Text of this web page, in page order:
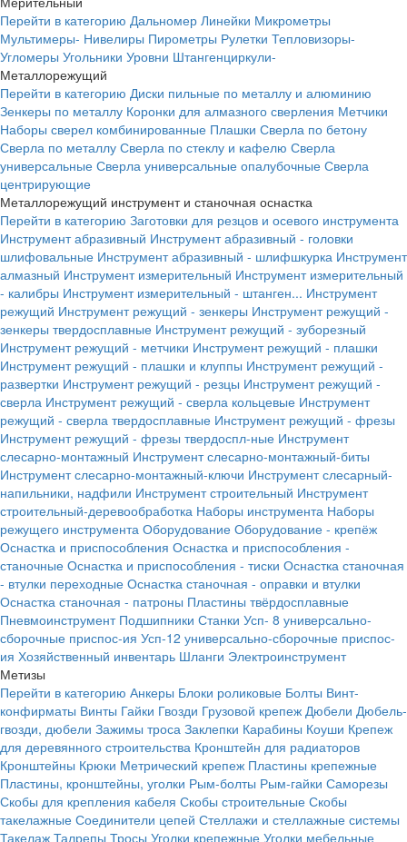
Перейти в категорию Дальномер Линейки Микрометры
Мультимеры- Нивелиры Пирометры Рулетки Тепловизоры-
Угломеры Угольники Уровни Штангенциркули-
Металлорежущий
Перейти в категорию Диски пильные по металлу и алюминию
Зенкеры по металлу Коронки для алмазного сверления Метчики
Наборы сверел комбинированные Плашки Сверла по бетону
Сверла по металлу Сверла по стеклу и кафелю Сверла
универсальные Сверла универсальные опалубочные Сверла
центрирующие
Металлорежущий инструмент и станочная оснастка
Перейти в категорию Заготовки для резцов и осевого инструмента
Инструмент абразивный Инструмент абразивный - головки
шлифовальные Инструмент абразивный - шлифшкурка Инструмент
алмазный Инструмент измерительный Инструмент измерительный
- калибры Инструмент измерительный - штанген... Инструмент
режущий Инструмент режущий - зенкеры Инструмент режущий -
зенкеры твердосплавные Инструмент режущий - зуборезный
Инструмент режущий - метчики Инструмент режущий - плашки
Инструмент режущий - плашки и клуппы Инструмент режущий -
развертки Инструмент режущий - резцы Инструмент режущий -
сверла Инструмент режущий - сверла кольцевые Инструмент
режущий - сверла твердосплавные Инструмент режущий - фрезы
Инструмент режущий - фрезы твердоспл-ные Инструмент
слесарно-монтажный Инструмент слесарно-монтажный-биты
Инструмент слесарно-монтажный-ключи Инструмент слесарный-
напильники, надфили Инструмент строительный Инструмент
строительный-деревообработка Наборы инструмента Наборы
режущего инструмента Оборудование Оборудование - крепёж
Оснастка и приспособления Оснастка и приспособления -
станочные Оснастка и приспособления - тиски Оснастка станочная
- втулки переходные Оснастка станочная - оправки и втулки
Оснастка станочная - патроны Пластины твёрдосплавные
Пневмоинструмент Подшипники Станки Усп- 8 универсально-
сборочные приспос-ия Усп-12 универсально-сборочные приспос-
ия Хозяйственный инвентарь Шланги Электроинструмент
Метизы
Перейти в категорию Анкеры Блоки роликовые Болты Винт-
конфирматы Винты Гайки Гвозди Грузовой крепеж Дюбели Дюбель-
гвозди, дюбели Зажимы троса Заклепки Карабины Коуши Крепеж
для деревянного строительства Кронштейн для радиаторов
Кронштейны Крюки Метрический крепеж Пластины крепежные
Пластины, кронштейны, уголки Рым-болты Рым-гайки Саморезы
Скобы для крепления кабеля Скобы строительные Скобы
такелажные Соединители цепей Стеллажи и стеллажные системы
Такелаж Талрепы Тросы Уголки крепежные Уголки мебельные